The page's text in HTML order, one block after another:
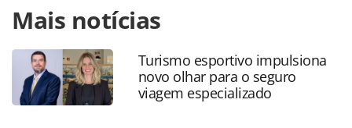
https://www.panrotas.com.br/gente/movimentacao/2021/
cvb-reelege-gestao-e-conselho-para-o-proximo-
bienio_183512.html ou as ferramentas oferecidas na
página. Todo o conteúdo produzido pela PANROTAS
Editora é protegido pela legislação brasileira sobre direito
autoral. Não reproduza o conteúdo sem autorização da
Mais notícias
Turismo esportivo impulsiona
novo olhar para o seguro
viagem especializado